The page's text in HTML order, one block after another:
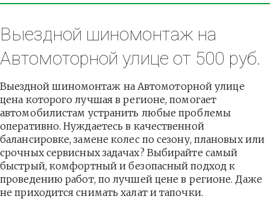
Выездной шиномонтаж на
Автомоторной улице от 500 руб.
Выездной шиномонтаж на Автомоторной улице
цена которого лучшая в регионе, помогает
автомобилистам устранить любые проблемы
оперативно. Нуждаетесь в качественной
балансировке, замене колес по сезону, плановых или
срочных сервисных задачах? Выбирайте самый
быстрый, комфортный и безопасный подход к
проведению работ, по лучшей цене в регионе. Даже
не приходится снимать халат и тапочки.